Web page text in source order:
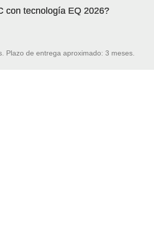
con tecnología EQ 2026?
Plazo de entrega aproximado: 3 meses.